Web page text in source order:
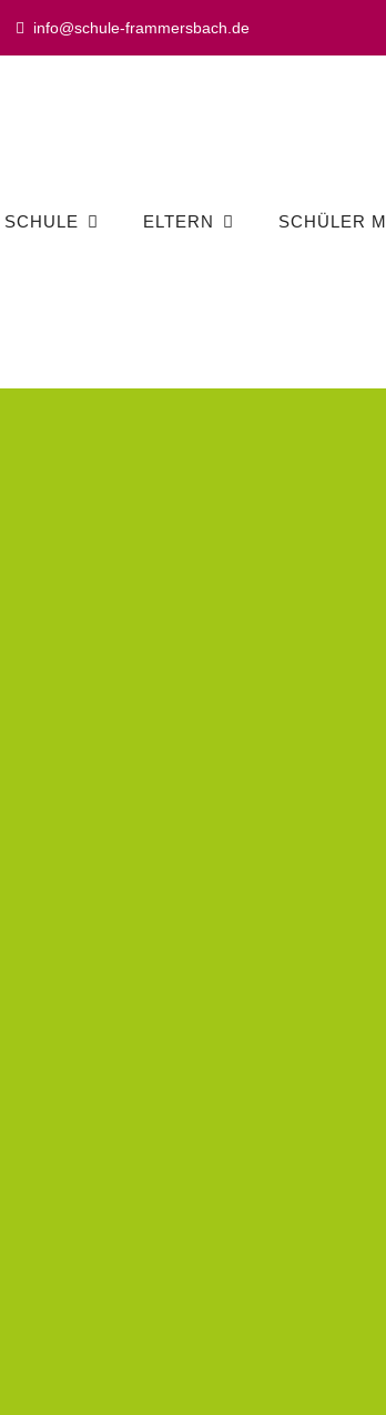
info@schule-frammersbach.de
SCHULE ELTERN SCHÜLER